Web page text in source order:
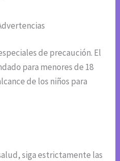
de precaución. El
para menores de 18
de los niños para
siga estrictamente las